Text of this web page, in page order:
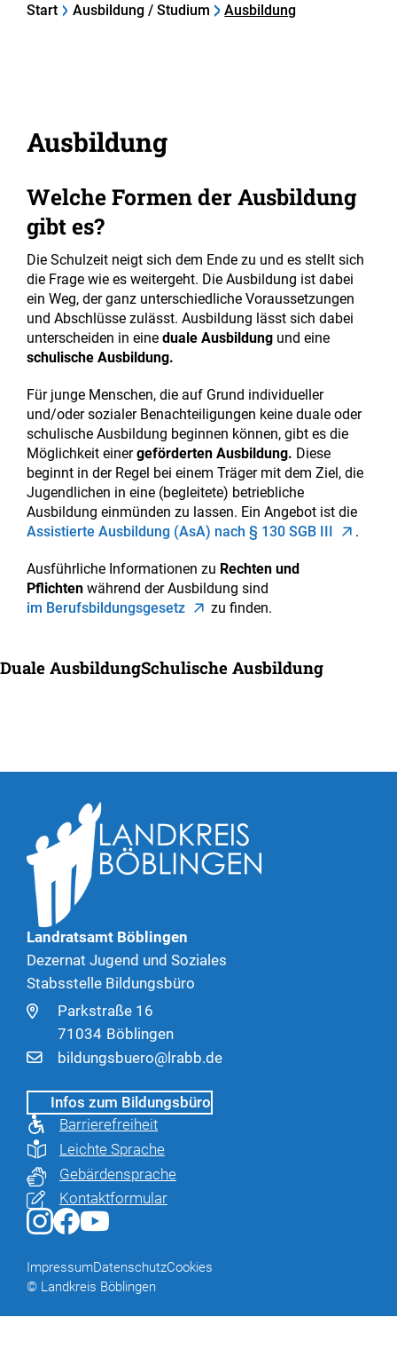
Start Ausbildung / Studium Ausbildung
Ausbildung
Welche Formen der Ausbildung
gibt es?
Die Schulzeit neigt sich dem Ende zu und es stellt sich
die Frage wie es weitergeht. Die Ausbildung ist dabei
ein Weg, der ganz unterschiedliche Voraussetzungen
und Abschlüsse zulässt. Ausbildung lässt sich dabei
unterscheiden in eine duale Ausbildung und eine
schulische Ausbildung.
Für junge Menschen, die auf Grund individueller
und/oder sozialer Benachteiligungen keine duale oder
schulische Ausbildung beginnen können, gibt es die
Möglichkeit einergeförderten Ausbildung. Diese
beginnt in der Regel bei einem Träger mit dem Ziel, die
Jugendlichen in eine (begleitete) betriebliche
Ausbildung einmünden zu lassen. Ein Angebot ist die
Assistierte Ausbildung (AsA) nach § 130 SGB III
.
Ausführliche Informationen zu Rechten und
Pflichten während der Ausbildung sind
im Berufsbildungsgesetz
zu finden.
Duale AusbildungSchulische Ausbildung
Landratsamt Böblingen
Dezernat Jugend und Soziales
Stabsstelle Bildungsbüro
Parkstraße 16
71034 Böblingen
bildungsbuero@lrabb.de
Infos zum Bildungsbüro
Barrierefreiheit
Leichte Sprache
Gebärdensprache
Kontaktformular
ImpressumDatenschutzCookies
© Landkreis Böblingen